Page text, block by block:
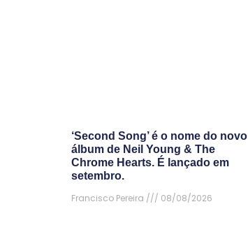
‘Second Song’ é o nome do novo
álbum de Neil Young & The
Chrome Hearts. É lançado em
setembro.
Francisco Pereira
08/08/2026